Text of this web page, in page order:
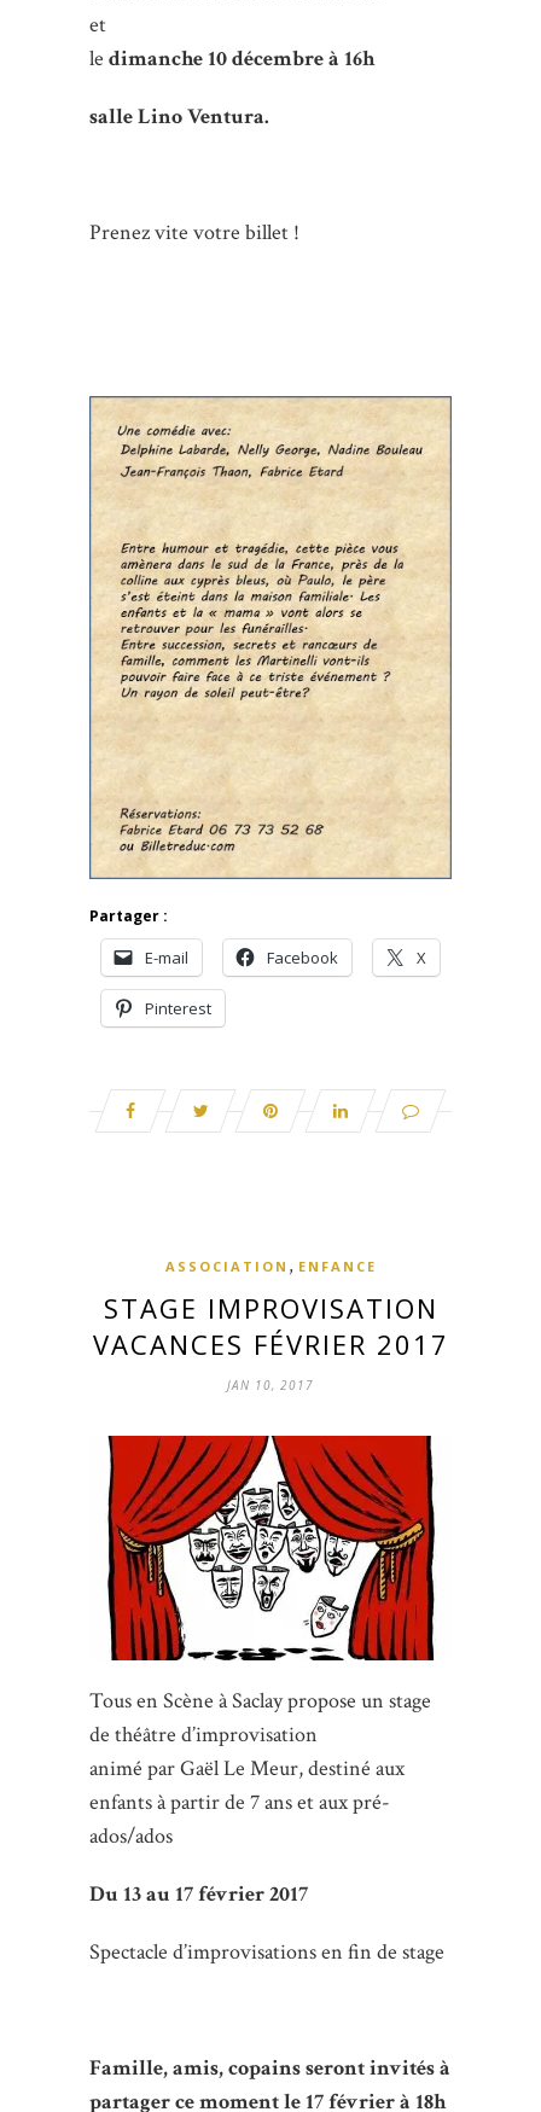
et
le dimanche 10 décembre à 16h
salle Lino Ventura.
Prenez vite votre billet !
Partager :
E-mail Facebook X
Pinterest
ASSOCIATION , ENFANCE
STAGE IMPROVISATION
VACANCES FÉVRIER 2017
JAN 10, 2017
Tous en Scène à Saclay propose un stage
de théâtre d’improvisation
animé par Gaël Le Meur, destiné aux
enfants à partir de 7 ans et aux pré-
ados/ados
Du 13 au 17 février 2017
Spectacle d’improvisations en fin de stage
Famille, amis, copains seront invités à
partager ce moment le 17 février à 18h